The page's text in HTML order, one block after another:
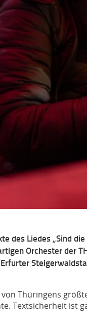
des Liedes „Sind
Orchester der
von Thüringens
Textsicherheit ist